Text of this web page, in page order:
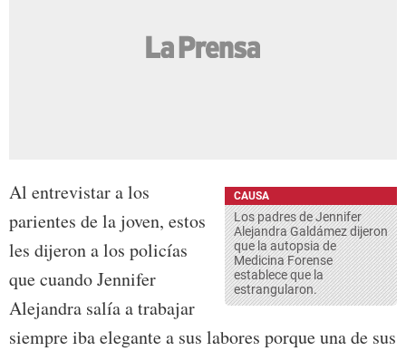
CAUSA
Los padres de Jennifer
Alejandra Galdámez dijeron
que la autopsia de
Medicina Forense
establece que la
estrangularon.
Al entrevistar a los
parientes de la joven, estos
les dijeron a los policías
que cuando Jennifer
Alejandra salía a trabajar
siempre iba elegante a sus labores porque una de sus